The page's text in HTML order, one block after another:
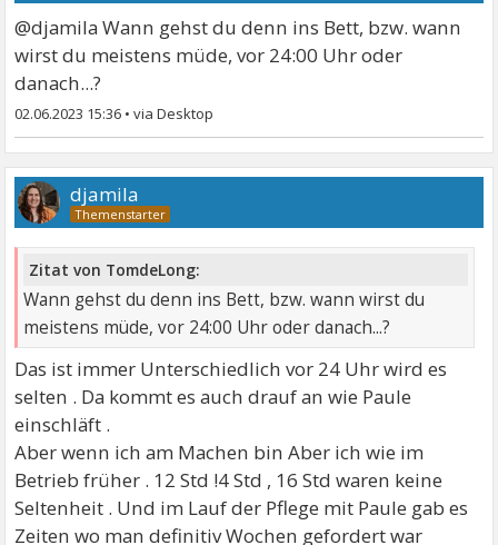
@djamila Wann gehst du denn ins Bett, bzw. wann
wirst du meistens müde, vor 24:00 Uhr oder
danach...?
02.06.2023 15:36 •
djamila
Zitat von TomdeLong:
Wann gehst du denn ins Bett, bzw. wann wirst du
meistens müde, vor 24:00 Uhr oder danach...?
Das ist immer Unterschiedlich vor 24 Uhr wird es
selten . Da kommt es auch drauf an wie Paule
einschläft .
Aber wenn ich am Machen bin Aber ich wie im
Betrieb früher . 12 Std !4 Std , 16 Std waren keine
Seltenheit . Und im Lauf der Pflege mit Paule gab es
Zeiten wo man definitiv Wochen gefordert war